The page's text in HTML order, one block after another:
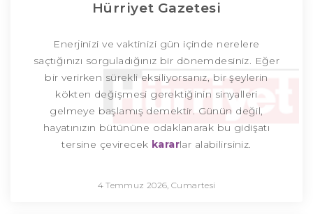
Hürriyet Gazetesi
Enerjinizi ve vaktinizi gün içinde nerelere
saçtığınızı sorguladığınız bir dönemdesiniz. Eğer
bir verirken sürekli eksiliyorsanız, bir şeylerin
kökten değişmesi gerektiğinin sinyalleri
gelmeye başlamış demektir. Günün değil,
hayatınızın bütününe odaklanarak bu gidişatı
tersine çevirecek kararlar alabilirsiniz.
4 Temmuz 2026, Cumartesi